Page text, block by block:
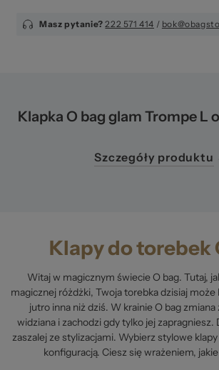
Masz pytanie? 222 571 414 /
Klapy do torebek
Witaj w magicznym świecie O bag. Tutaj,
magicznej różdżki, Twoja torebka dzisiaj może
jutro inna niż dziś. W krainie O bag
widziana i zachodzi gdy tylko jej zapragniesz.
zaszalej ze stylizacjami. Wybierz stylowe
konfiguracją. Ciesz się wrażeniem,
Klapka O bag glam Trompe L
Szczegóły produktu